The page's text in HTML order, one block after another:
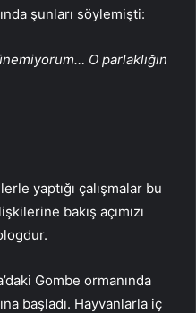
şunları söylemişti:
O parlaklığın
yaptığı çalışmalar bu
bakış açımızı
Gombe ormanında
başladı. Hayvanlarla iç